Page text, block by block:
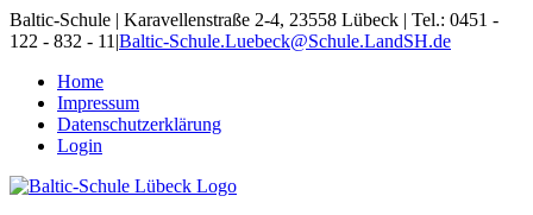
Skip
to
Baltic-Schule | Karavellenstraße 2-4, 23558 Lübeck | Tel.: 0451 -
122 - 832 - 11 |Baltic-Schule.Luebeck@Schule.LandSH.de
Home
Impressum
Datenschutzerklärung
Login